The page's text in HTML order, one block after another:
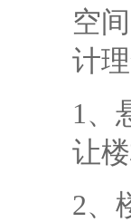
空
计
1、
让
2、